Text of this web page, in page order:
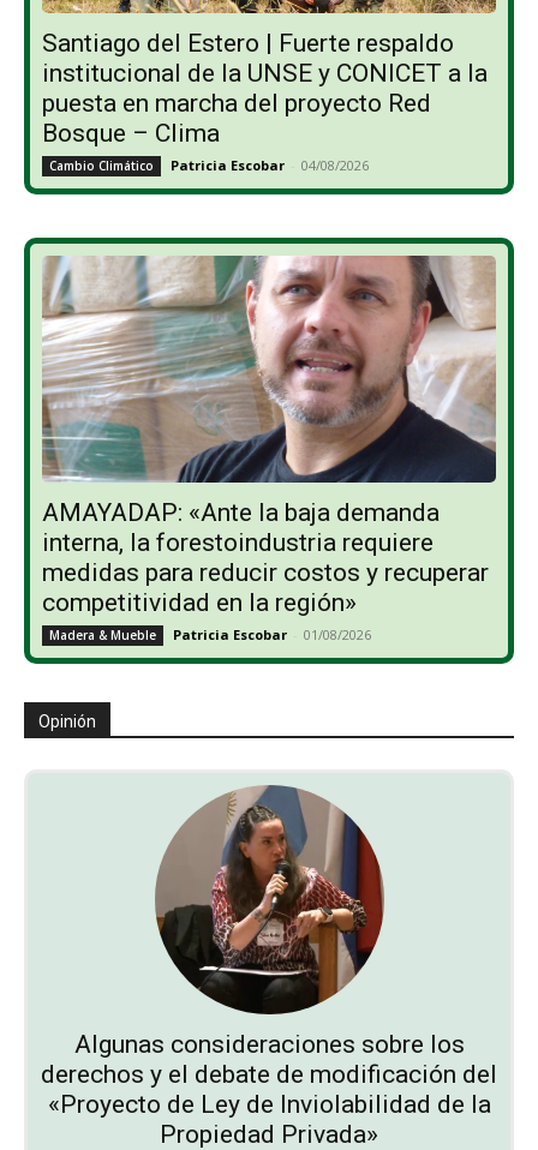
Santiago del Estero | Fuerte respaldo
institucional de la UNSE y CONICET a la
puesta en marcha del proyecto Red
Bosque – Clima
Cambio Climático Patricia Escobar - 04/08/2026
AMAYADAP: «Ante la baja demanda
interna, la forestoindustria requiere
medidas para reducir costos y recuperar
competitividad en la región»
Madera & Mueble Patricia Escobar - 01/08/2026
Opinión
Algunas consideraciones sobre los
derechos y el debate de modificación del
«Proyecto de Ley de Inviolabilidad de la
Propiedad Privada»